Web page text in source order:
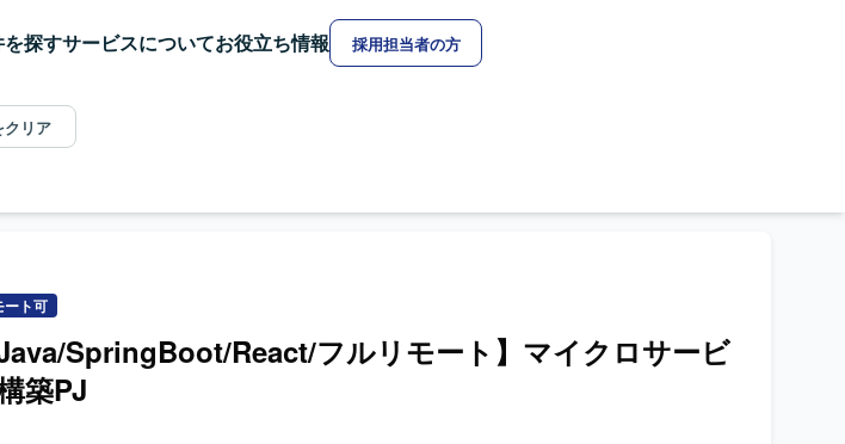
探すサービスについてお役立ち情報 採用担当者の方
クリア
ート可
Java/SpringBoot/React/フルリモート】マイクロサービ
築PJ